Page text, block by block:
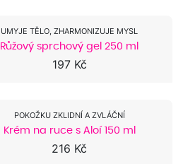
UMYJE TĚLO, ZHARMONIZUJE MYSL
Růžový sprchový gel 250 ml
197 Kč
POKOŽKU ZKLIDNÍ A ZVLÁČNÍ
Krém na ruce s Aloí 150 ml
216 Kč